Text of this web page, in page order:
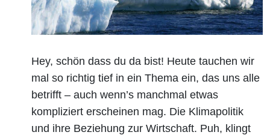
Hey, schön dass du da bist! Heute tauchen wir
mal so richtig tief in ein Thema ein, das uns alle
betrifft – auch wenn’s manchmal etwas
kompliziert erscheinen mag. Die Klimapolitik
und ihre Beziehung zur Wirtschaft. Puh, klingt